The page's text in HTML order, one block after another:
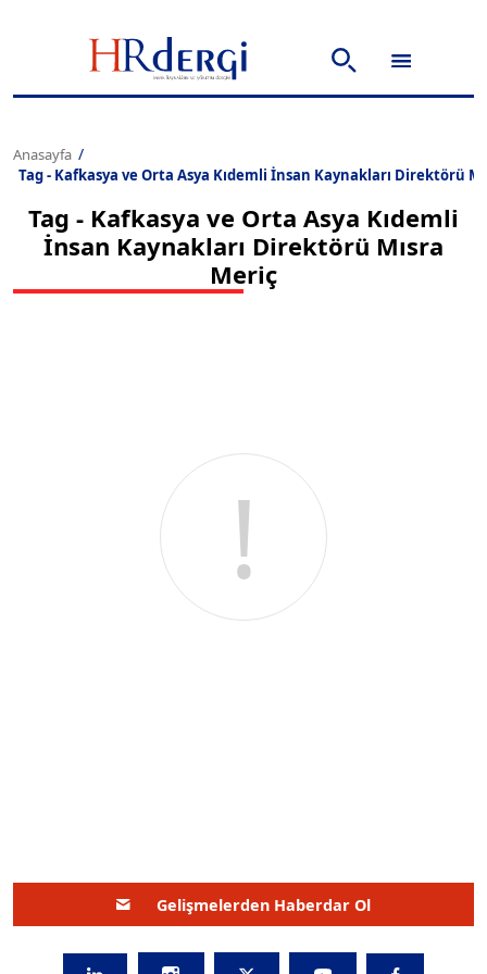
Anasayfa
Tag - Kafkasya ve Orta Asya Kıdemli İnsan Kaynakları Direktörü
Tag - Kafkasya ve Orta Asya Kıdemli
İnsan Kaynakları Direktörü Mısra
Meriç
!
Gelişmelerden Haberdar Ol